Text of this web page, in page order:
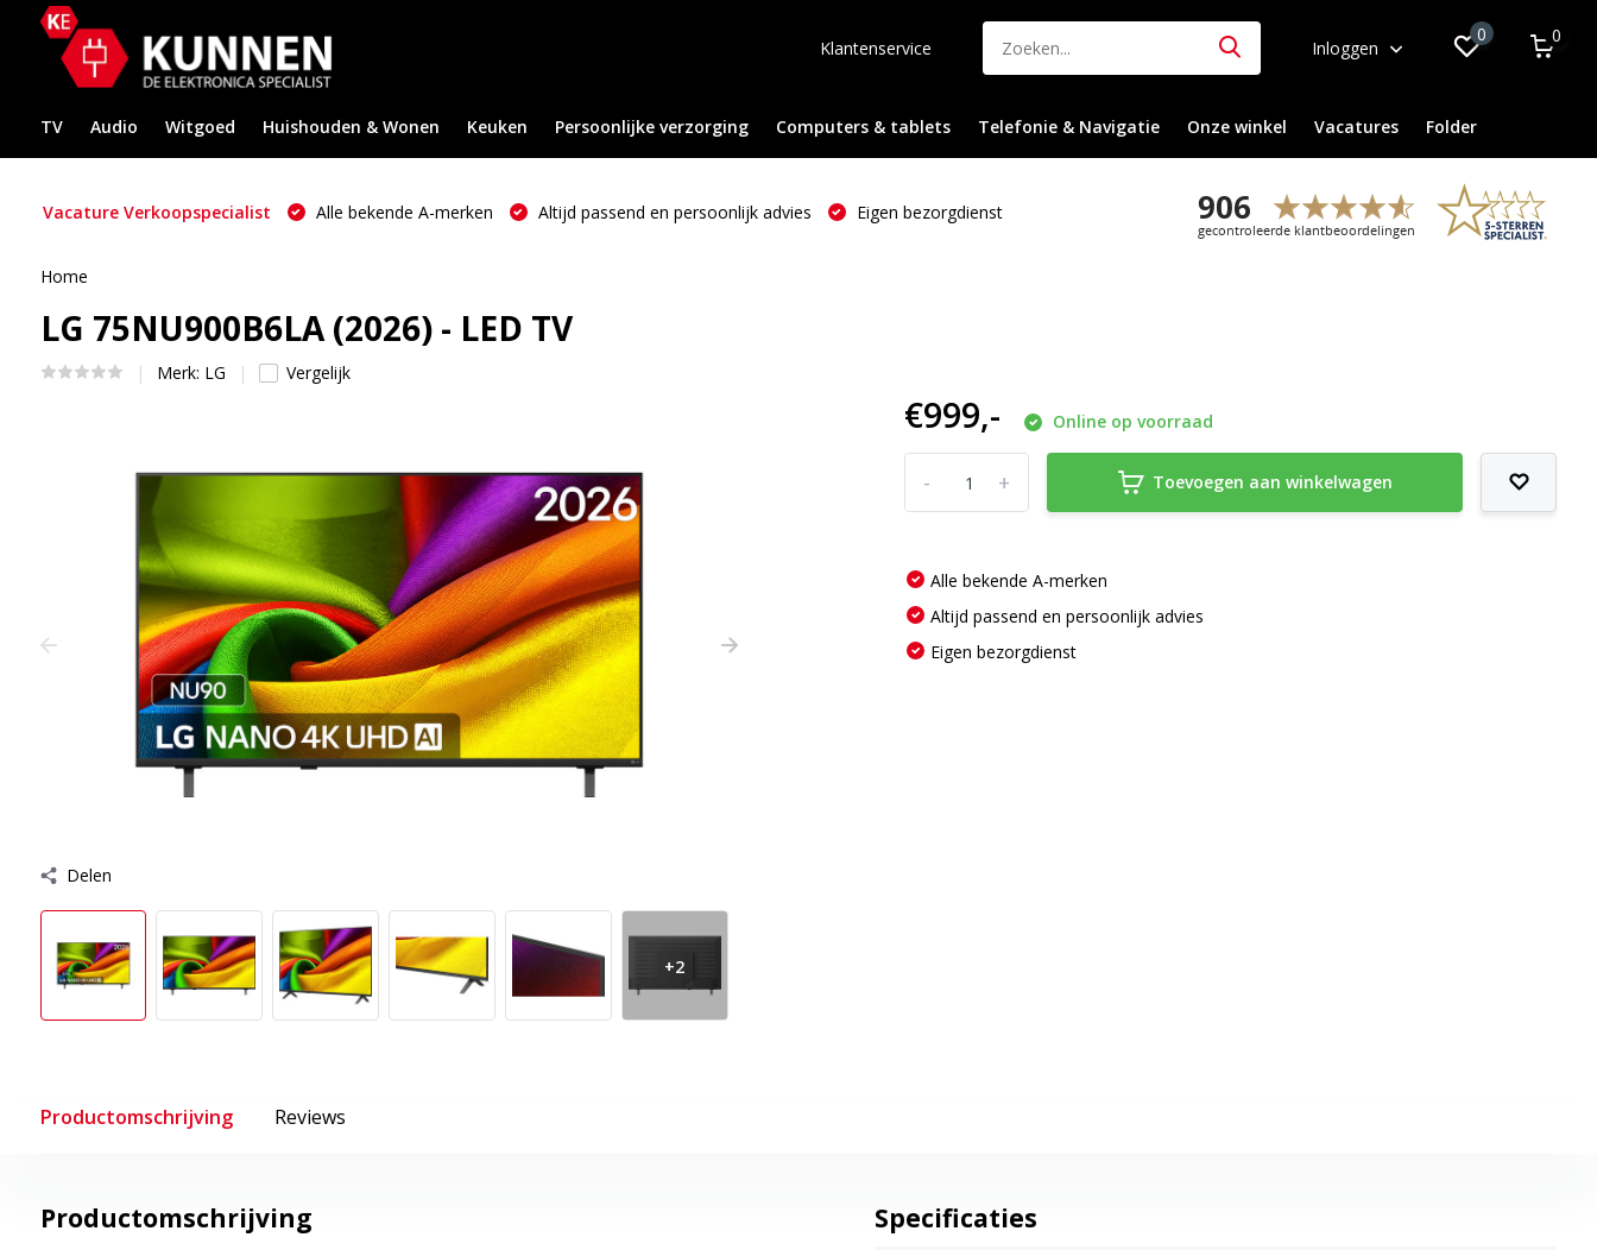
Klantenservice Inloggen
0 0
TV Audio Witgoed Huishouden & Wonen Keuken Persoonlijke verzorging Computers & tablets Telefonie & Navigatie Onze winkel Vacatures Folder
Vacature Verkoopspecialist Alle bekende A-merken Altijd passend en persoonlijk advies Eigen bezorgdienst
Home
LG 75NU900B6LA (2026) - LED TV
Merk: LG Vergelijk
Delen
+2
€999,- Online op voorraad
+
- Toevoegen aan winkelwagen
Alle bekende A-merken
Altijd passend en persoonlijk advies
Eigen bezorgdienst
Productomschrijving Reviews
Productomschrijving Specificaties